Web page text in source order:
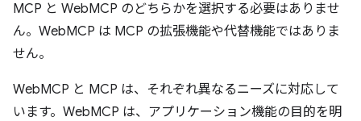
MCP と WebMCP のどちらかを選択する必要はありませ
ん。WebMCP は MCP の拡張機能や代替機能ではありま
せん。
WebMCP と MCP は、それぞれ異なるニーズに対応して
います。WebMCP は、アプリケーション機能の目的を明